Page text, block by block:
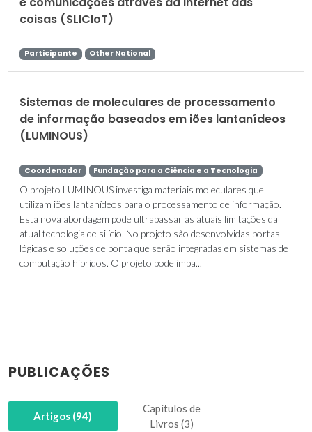
coisas (SLICIoT)
Participante Other National
Sistemas de moleculares de processamento
de informação baseados em iões lantanídeos
(LUMINOUS)
Coordenador Fundação para a Ciência e a Tecnologia
O projeto LUMINOUS investiga materiais moleculares que
utilizam iões lantanídeos para o processamento de informação.
Esta nova abordagem pode ultrapassar as atuais limitações da
atual tecnologia de silício. No projeto são desenvolvidas portas
lógicas e soluções de ponta que serão integradas em sistemas de
computação híbridos. O projeto pode impa...
PUBLICAÇÕES
Artigos (94)
Capítulos de
Livros (3)